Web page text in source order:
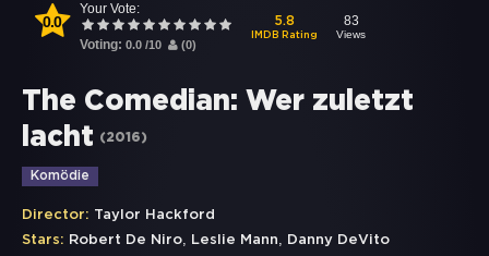
0.0
Your Vote:
Voting: 0.0 /10 (0)
5.8
IMDB Rating
83
Views
The Comedian: Wer zuletzt
lacht
(2016)
Komödie
Director: Taylor Hackford
Stars: Robert De Niro, Leslie Mann, Danny DeVito